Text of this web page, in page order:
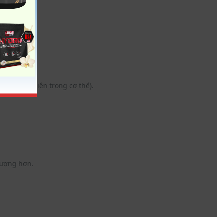
tự nhiên trong cơ thể).
hơn.